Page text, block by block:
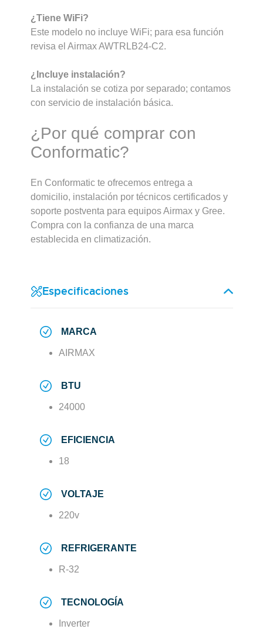
¿Tiene WiFi?
Este modelo no incluye WiFi; para esa función
revisa el Airmax AWTRLB24-C2.
¿Incluye instalación?
La instalación se cotiza por separado; contamos
con servicio de instalación básica.
¿Por qué comprar con
Conformatic?
En Conformatic te ofrecemos entrega a
domicilio, instalación por técnicos certificados y
soporte postventa para equipos Airmax y Gree.
Compra con la confianza de una marca
establecida en climatización.
Especificaciones
MARCA
AIRMAX
BTU
24000
EFICIENCIA
18
VOLTAJE
220v
REFRIGERANTE
R-32
TECNOLOGÍA
Inverter